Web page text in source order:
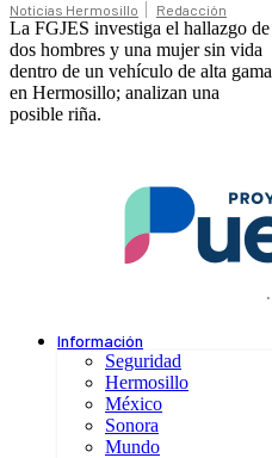
Noticias Hermosillo Redacción
La FGJES investiga el hallazgo de
dos hombres y una mujer sin vida
dentro de un vehículo de alta gama
en Hermosillo; analizan una
posible riña.
.
Información
Seguridad
Hermosillo
México
Sonora
Mundo